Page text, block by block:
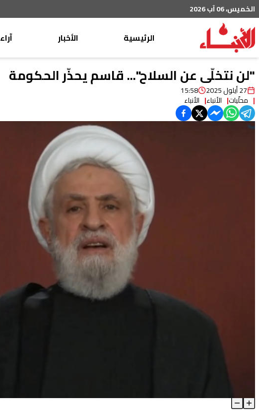
الخميس، 06 آب 2026
الرئيسية
الأخبار
عربي دولي
خاص
رياضة
من لبنان
ثقافة ومجتمع
منوعات
آراء
موقف
الأنباء
منبر
"لن نتخلّى عن السلاح"... قاسم يحذّر الحكومة
27 أيلول 2025 15:58
محلّيات الأنباء الأنباء
"لن نتخلّى عن السلاح"... قاسم يحذّر الحكومة